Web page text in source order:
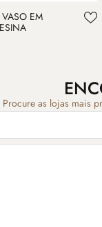
EM
Procure as lojas mais